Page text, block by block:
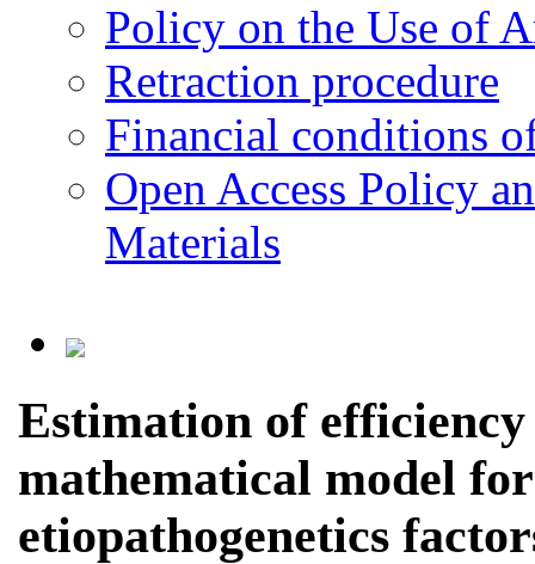
Policy on the Use of
Retraction procedure
Financial conditions
Open Access Policy
Materials
Estimation of
mathematical model
etiopathogenetics